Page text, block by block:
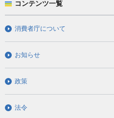
コンテンツ一覧
消費者庁について
お知らせ
政策
法令